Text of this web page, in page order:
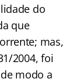
do
que
mas,
2004, foi
modo a